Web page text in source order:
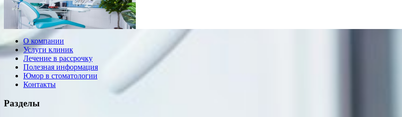
О компании
Услуги клиник
Лечение в рассрочку
Полезная информация
Юмор в стоматологии
Контакты
Разделы